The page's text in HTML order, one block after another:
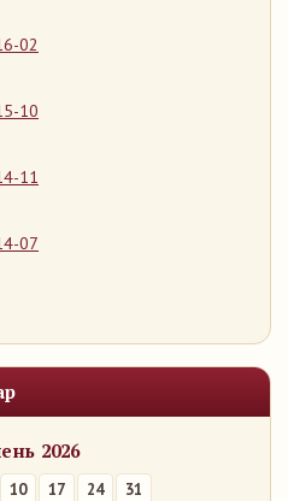
02
10
11
07
2026
10 17 24
31